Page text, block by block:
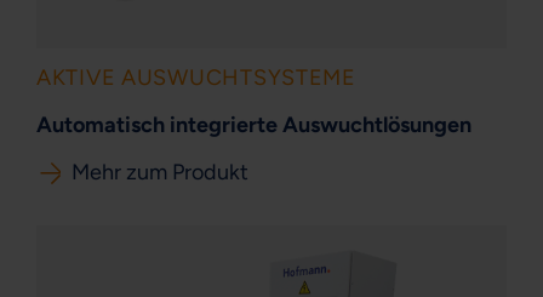
AKTIVE AUSWUCHTSYSTEME
Automatisch integrierte Auswuchtlösungen
Mehr zum Produkt